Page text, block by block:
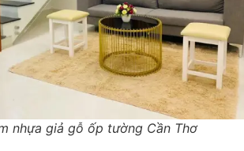
nhựa giả gỗ ốp tường Cần Thơ